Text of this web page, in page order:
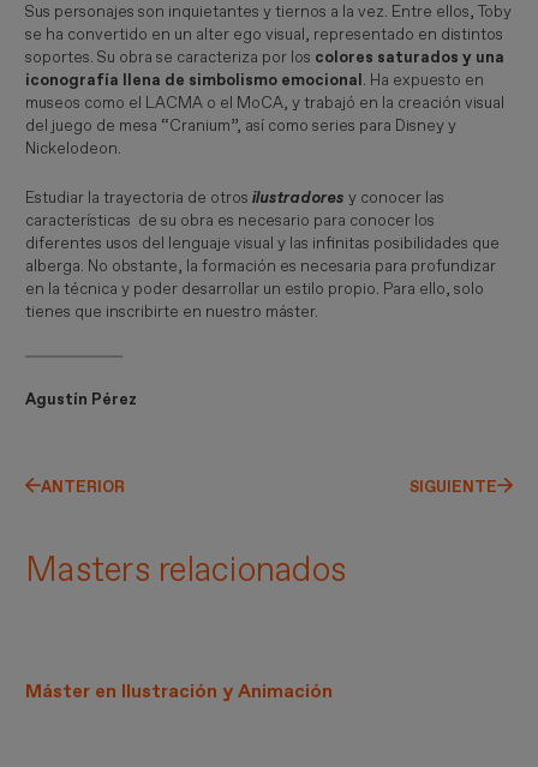
Sus personajes son inquietantes y tiernos a la vez. Entre ellos, Toby
se ha convertido en un alter ego visual, representado en distintos
soportes. Su obra se caracteriza por los colores saturados y una
iconografía llena de simbolismo emocional . Ha expuesto en
museos como el LACMA o el MoCA, y trabajó en la creación visual
del juego de mesa “Cranium”, así como series para Disney y
Nickelodeon.
Estudiar la trayectoria de otrosilustradores y conocer las
características de su obra es necesario para conocer los
diferentes usos del lenguaje visual y las infinitas posibilidades que
alberga. No obstante, la formación es necesaria para profundizar
en la técnica y poder desarrollar un estilo propio. Para ello, solo
tienes que inscribirte en nuestro máster.
Agustín Pérez
ANTERIOR SIGUIENTE
Masters relacionados
Máster en Ilustración y Animación